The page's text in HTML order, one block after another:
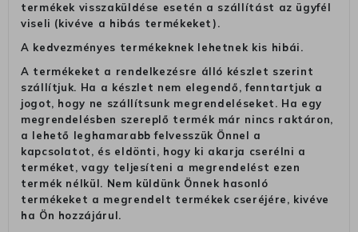
termékek visszaküldése esetén a szállítást az ügyfél
viseli (kivéve a hibás termékeket).
A kedvezményes termékeknek lehetnek kis hibái.
A termékeket a rendelkezésre álló készlet szerint
szállítjuk. Ha a készlet nem elegendő, fenntartjuk a
jogot, hogy ne szállítsunk megrendeléseket. Ha egy
megrendelésben szereplő termék már nincs raktáron,
a lehető leghamarabb felvesszük Önnel a
kapcsolatot, és eldönti, hogy ki akarja cserélni a
terméket, vagy teljesíteni a megrendelést ezen
termék nélkül. Nem küldünk Önnek hasonló
termékeket a megrendelt termékek cseréjére, kivéve
ha Ön hozzájárul.